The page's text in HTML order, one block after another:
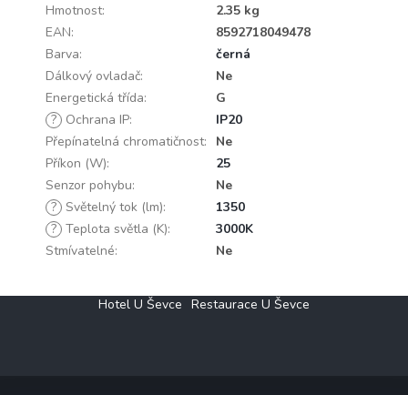
Hmotnost:
2.35 kg
EAN:
8592718049478
Barva:
černá
Dálkový ovladač:
Ne
Energetická třída:
G
? Ochrana IP:
IP20
Přepínatelná chromatičnost:
Ne
Příkon (W):
25
Senzor pohybu:
Ne
? Světelný tok (lm):
1350
? Teplota světla (K):
3000K
Stmívatelné: Ne
Hotel U Ševce Restaurace U Ševce